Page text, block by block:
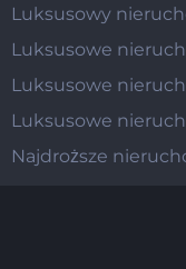
Luksusowy
Luksusowe
Luksusowe
Luksusowe
Najdroższe